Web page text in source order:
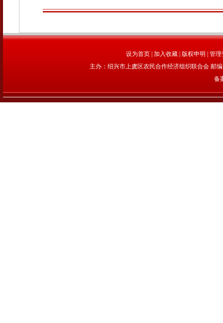
设为首页 加入收藏 版权申明
管理
主办：绍兴市上虞区农民合作经济组织联合会 邮
备